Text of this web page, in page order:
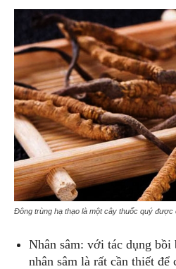
Đông trùng hạ thạo là một cây thuốc quý
Nhân sâm: với tác dụng bồi
nhân sâm là rất cần thiết